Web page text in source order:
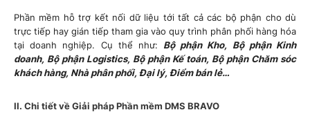
Phần mềm hỗ trợ kết nối dữ liệu tới tất cả các bộ phận cho dù
trực tiếp hay gián tiếp tham gia vào quy trình phân phối hàng hóa
tại doanh nghiệp. Cụ thể như: Bộ phận Kho, Bộ phận Kinh
doanh, Bộ phận Logistics, Bộ phận Kế toán, Bộ phận Chăm sóc
khách hàng, Nhà phân phối, Đại lý, Điểm bán lẻ…
II. Chi tiết về Giải pháp Phần mềm DMS BRAVO